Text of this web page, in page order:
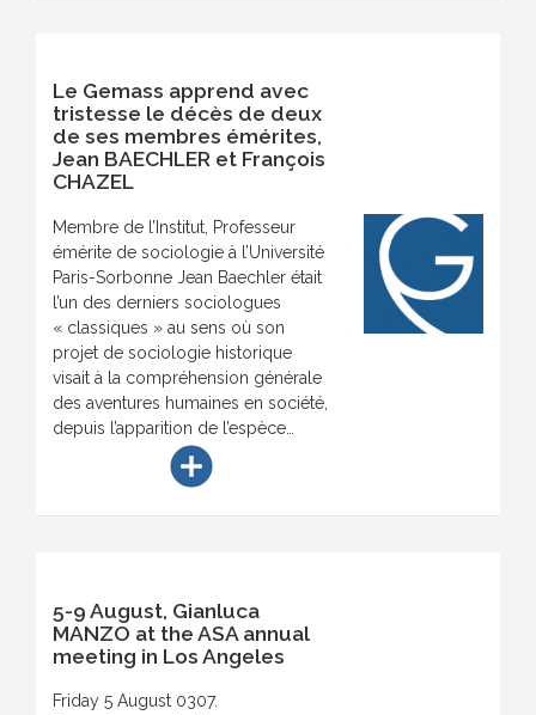
Le Gemass apprend avec
tristesse le décès de deux
de ses membres émérites,
Jean BAECHLER et François
CHAZEL
Membre de l’Institut, Professeur
émérite de sociologie à l’Université
Paris-Sorbonne Jean Baechler était
l’un des derniers sociologues
« classiques » au sens où son
projet de sociologie historique
visait à la compréhension générale
des aventures humaines en société,
depuis l’apparition de l’espèce…
add_circle
5-9 August, Gianluca
MANZO at the ASA annual
meeting in Los Angeles
Friday 5 August 0307.